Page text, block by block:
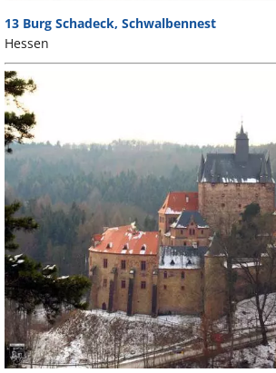
13 Burg Schadeck, Schwalbennest
Hessen